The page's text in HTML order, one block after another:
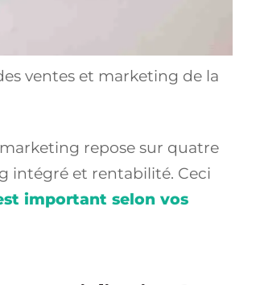
ventes et marketing de la
repose sur quatre
intégré et rentabilité. Ceci
important selon vos